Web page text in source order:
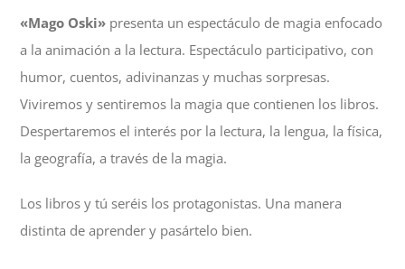
«Mago Oski» presenta un espectáculo de magia enfocado
a la animación a la lectura. Espectáculo participativo, con
humor, cuentos, adivinanzas y muchas sorpresas.
Viviremos y sentiremos la magia que contienen los libros.
Despertaremos el interés por la lectura, la lengua, la física,
la geografía, a través de la magia.
Los libros y tú seréis los protagonistas. Una manera
distinta de aprender y pasártelo bien.